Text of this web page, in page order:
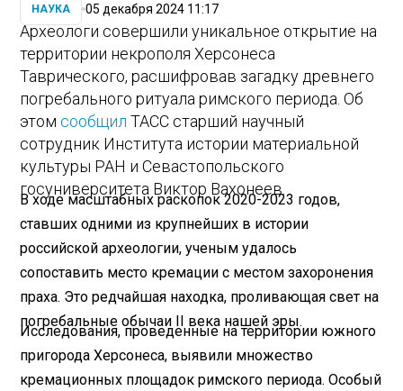
НАУКА 05 декабря 2024 11:17
Археологи совершили уникальное открытие на
территории некрополя Херсонеса
Таврического, расшифровав загадку древнего
погребального ритуала римского периода. Об
этом сообщил ТАСС старший научный
сотрудник Института истории материальной
культуры РАН и Севастопольского
госуниверситета Виктор Вахонеев.
В ходе масштабных раскопок 2020-2023 годов,
ставших одними из крупнейших в истории
российской археологии, ученым удалось
сопоставить место кремации с местом захоронения
праха. Это редчайшая находка, проливающая свет на
погребальные обычаи II века нашей эры.
Исследования, проведенные на территории южного
пригорода Херсонеса, выявили множество
кремационных площадок римского периода. Особый